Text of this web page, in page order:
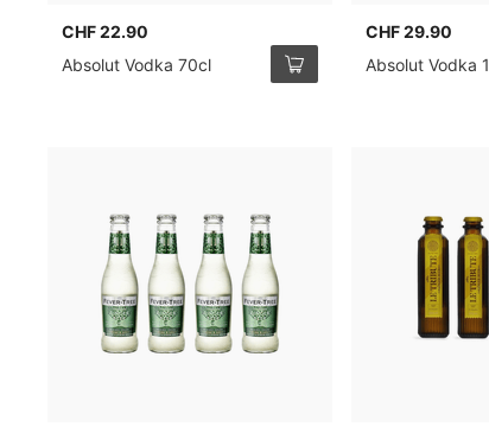
CHF 22.90
Absolut Vodka 70cl
CHF 29.90
Absolut Vodka